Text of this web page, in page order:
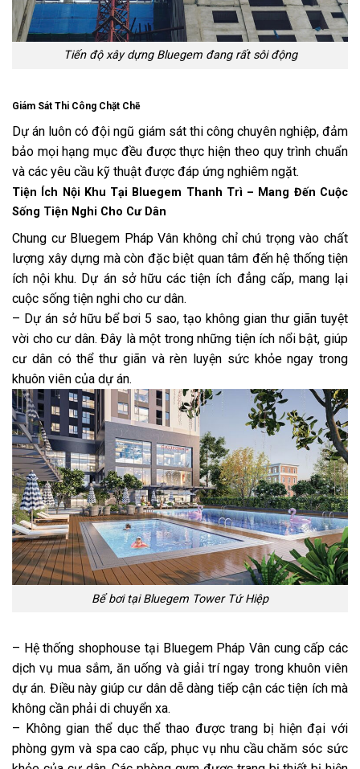
Tiến độ xây dựng Bluegem đang rất sôi động
Giám Sát Thi Công Chặt Chẽ
Dự án luôn có đội ngũ giám sát thi công chuyên nghiệp, đảm
bảo mọi hạng mục đều được thực hiện theo quy trình chuẩn
và các yêu cầu kỹ thuật được đáp ứng nghiêm ngặt.
Tiện Ích Nội Khu Tại Bluegem Thanh Trì – Mang Đến Cuộc
Sống Tiện Nghi Cho Cư Dân
Chung cư Bluegem Pháp Vân không chỉ chú trọng vào chất
lượng xây dựng mà còn đặc biệt quan tâm đến hệ thống tiện
ích nội khu. Dự án sở hữu các tiện ích đẳng cấp, mang lại
cuộc sống tiện nghi cho cư dân.
– Dự án sở hữu bể bơi 5 sao, tạo không gian thư giãn tuyệt
vời cho cư dân. Đây là một trong những tiện ích nổi bật, giúp
cư dân có thể thư giãn và rèn luyện sức khỏe ngay trong
khuôn viên của dự án.
Bể bơi tại Bluegem Tower Tứ Hiệp
– Hệ thống shophouse tại Bluegem Pháp Vân cung cấp các
dịch vụ mua sắm, ăn uống và giải trí ngay trong khuôn viên
dự án. Điều này giúp cư dân dễ dàng tiếp cận các tiện ích mà
không cần phải di chuyển xa.
– Không gian thể dục thể thao được trang bị hiện đại với
phòng gym và spa cao cấp, phục vụ nhu cầu chăm sóc sức